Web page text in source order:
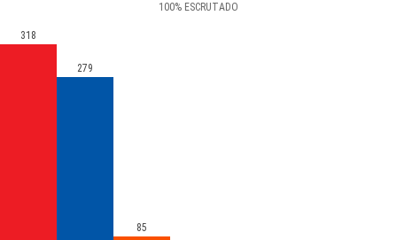
100% ESCRUTADO
318
279
85